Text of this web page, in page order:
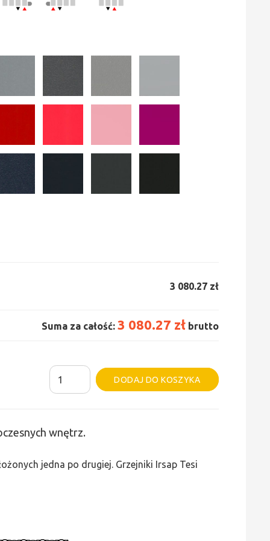
3 080.27 zł
Suma za całość: 3 080.27 zł brutto
ilość
Grzejnik
DODAJ DO KOSZYKA
Alternative:
wnętrz.
jedna po drugiej. Grzejniki Irsap Tesi